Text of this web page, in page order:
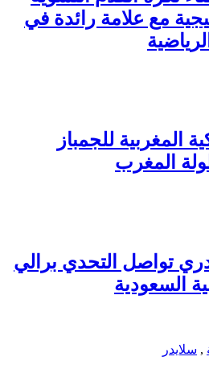
مع علامة رائدة في
المغربية للجمباز
المغرب
تواصل التحدي برالي
السعودية
, سلايدر